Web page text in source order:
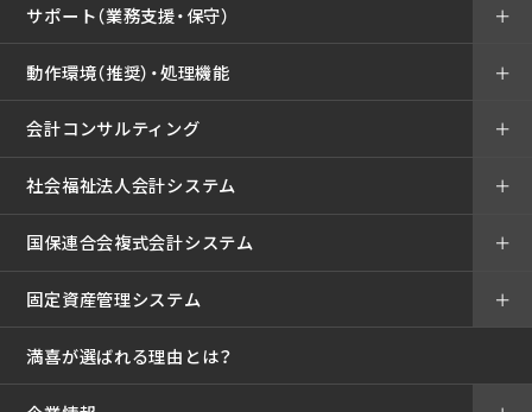
サポート（業務支援・保守） ＋
動作環境（推奨）・処理機能 ＋
会計コンサルティング ＋
社会福祉法人会計システム ＋
国保連合会複式会計システム ＋
固定資産管理システム ＋
満喜が選ばれる理由とは？